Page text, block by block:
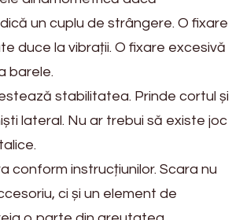
un cuplu de strângere. O fixare
duce la vibrații. O fixare excesivă
barele.
stabilitatea. Prinde cortul și
lateral. Nu ar trebui să existe joc
conform instrucțiunilor. Scara nu
ci și un element de